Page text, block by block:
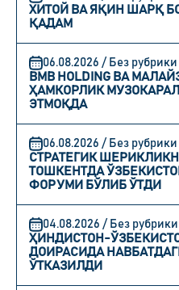
ХИТОЙ ВА ЯҚИН ШАРҚ
ҚАДАМ
06.08.2026 / Без рубрики
BMB HOLDING ВА
ҲАМКОРЛИК
ЭТМОҚДА
06.08.2026 / Без рубрики
СТРАТЕГИК
ТОШКЕНТДА
ФОРУМИ БЎЛИБ ЎТДИ
04.08.2026 / Без рубрики
ҲИНДИСТОН-
ДОИРАСИДА
ЎТКАЗИЛДИ